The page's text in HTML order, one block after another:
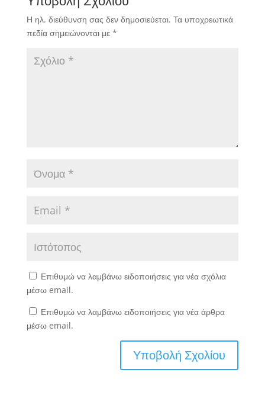
Η ηλ. διεύθυνση σας δεν δημοσιεύεται. Τα υποχρεωτικά
πεδία σημειώνονται με *
Επιθυμώ να λαμβάνω ειδοποιήσεις για νέα σχόλια
μέσω email.
Επιθυμώ να λαμβάνω ειδοποιήσεις για νέα άρθρα
μέσω email.